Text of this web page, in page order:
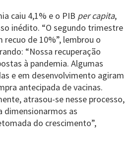
caiu 4,1% e o PIB per capita,
inédito. “O segundo trimestre
de 10%”, lembrou o
“Nossa recuperação
à pandemia. Algumas
e em desenvolvimento agiram
antecipada de vacinas.
atrasou-se nesse processo,
dimensionarmos as
do crescimento”,